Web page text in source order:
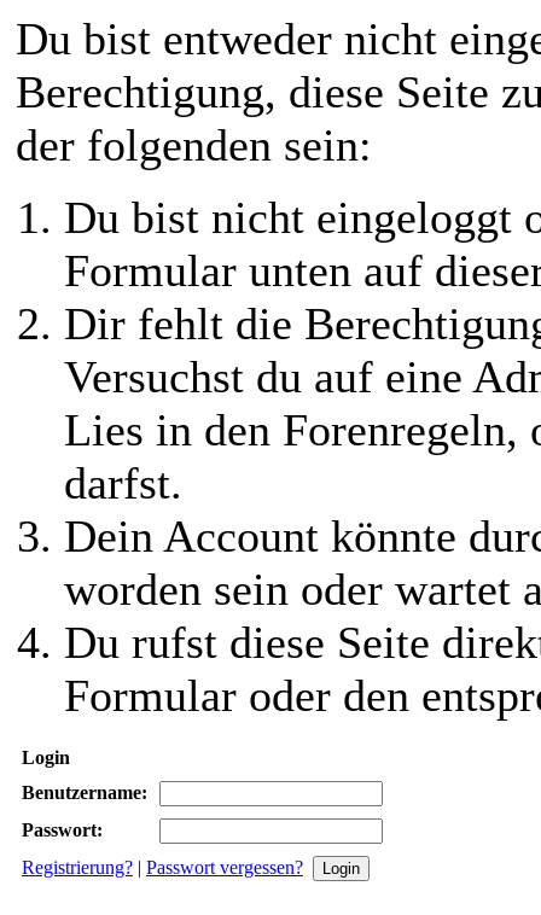
Du bist entweder nicht
Berechtigung, diese Seite
der folgenden sein:
Du bist nicht eingeloggt
Formular unten auf
Dir fehlt die
Versuchst du auf eine
Lies in den Forenregeln,
darfst.
Dein Account könnte
worden sein oder wartet
Du rufst diese Seite
Formular oder den
Login
Benutzername:
Passwort:
Registrierung? | Passwort vergessen?